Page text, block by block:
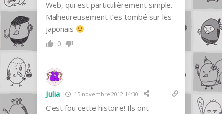
Web, qui est particulièrement simple.
Malheureusement t’es tombé sur les
japonais
0
Julia 15 novembre 2012 14:30
C’est fou cette histoire! Ils ont